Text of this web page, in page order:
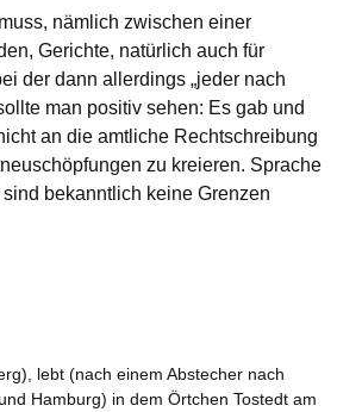
nämlich zwischen einer
Gerichte, natürlich auch für
der dann allerdings „jeder nach
man positiv sehen: Es gab und
an die amtliche Rechtschreibung
zu kreieren. Sprache
bekanntlich keine Grenzen
lebt (nach einem Abstecher nach
Hamburg) in dem Örtchen Tostedt am